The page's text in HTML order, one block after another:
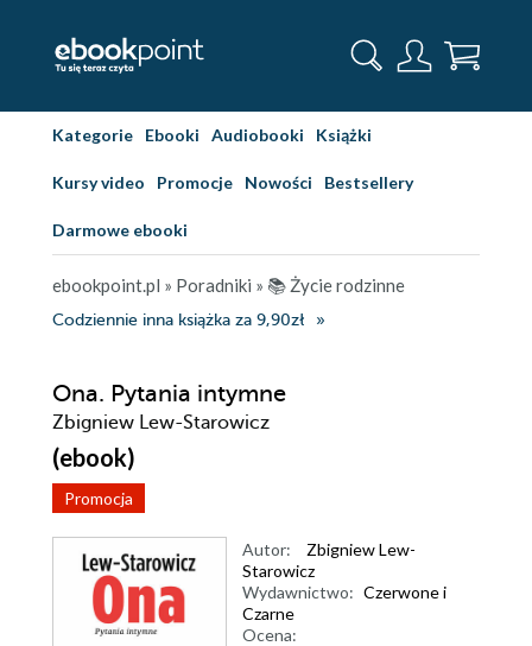
Kategorie Ebooki Audiobooki Książki
Kursy video Promocje Nowości Bestsellery
Darmowe ebooki
ebookpoint.pl » Poradniki » 📚 Życie rodzinne
Codziennie inna książka za 9,90zł
Ona. Pytania intymne
Zbigniew Lew-Starowicz
(ebook)
Promocja
Autor:
Zbigniew Lew-
Starowicz
Wydawnictwo: Czerwone i
Czarne
Ocena: